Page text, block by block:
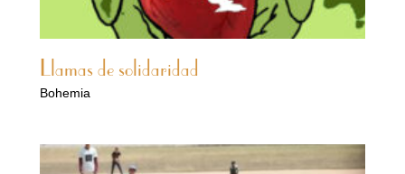
Llamas de solidaridad
Bohemia